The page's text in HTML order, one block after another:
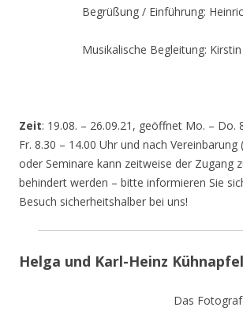
Begrüßung / Einführung:
Musikalische Begleitung:
Zeit: 19.08. – 26.09.21, geöffnet Mo. – Do.
Fr. 8.30 – 14.00 Uhr und nach Vereinbarung
oder Seminare kann zeitweise der Zugang
behindert werden – bitte informieren Sie
Besuch sicherheitshalber bei uns!
Helga und Karl-Heinz
Das